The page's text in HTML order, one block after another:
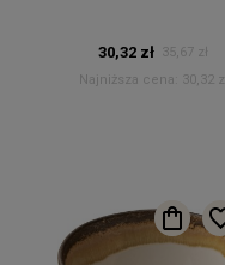
30,32 zł
35,67 zł
Najniższa cena:
30,32 zł